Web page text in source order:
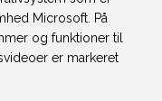
Microsoft. På
og funktioner til
er markeret